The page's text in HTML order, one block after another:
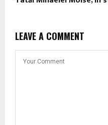
LEAVE A COMMENT